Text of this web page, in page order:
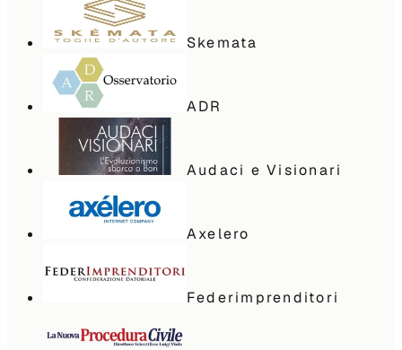
Skemata
ADR
Audaci e Visionari
Axelero
Federimprenditori